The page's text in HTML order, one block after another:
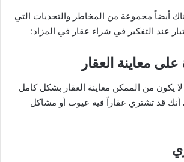
أيضاً مجموعة من المخاطر والتحديات التي
عند التفكير في شراء عقار في المزاد:
معاينة العقار
يكون من الممكن معاينة العقار بشكل كامل
أنك قد تشتري عقاراً فيه عيوب أو مشاكل